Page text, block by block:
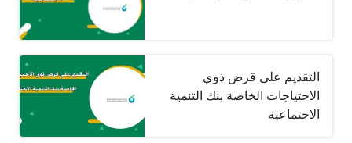
التقديم على قرض ذوي
الاحتياجات الخاصة بنك التنمية
الاجتماعية